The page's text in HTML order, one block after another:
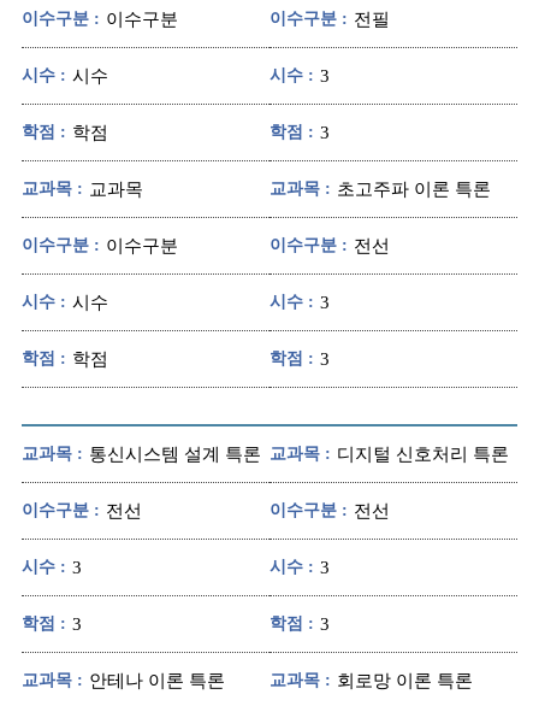
이수구분 : 이수구분
시수 : 시수
학점 : 학점
교과목 : 교과목
이수구분 : 이수구분
시수 : 시수
학점 : 학점
이수구분 : 전필
시수 : 3
학점 : 3
교과목 : 초고주파 이론 특론
이수구분 : 전선
시수 : 3
학점 : 3
교과목 : 통신시스템 설계 특론
이수구분 : 전선
시수 : 3
학점 : 3
교과목 : 안테나 이론 특론
교과목 : 디지털 신호처리 특론
이수구분 : 전선
시수 : 3
학점 : 3
교과목 : 회로망 이론 특론